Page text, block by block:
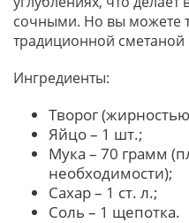
сочными. Но вы можете
традиционной сметаной
Ингредиенты:
Творог
Яйцо – 1 шт.;
Мука – 70 грамм
необходимости);
Сахар – 1 ст. л.;
Соль – 1 щепотка.